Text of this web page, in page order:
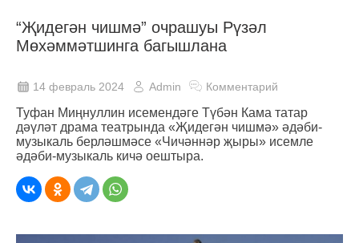
“Җидегән чишмә” очрашуы Рүзәл
Мөхәммәтшинга багышлана
14 февраль 2024 Admin Комментарий
Туфан Миңнуллин исемендәге Түбән Кама татар
дәүләт драма театрында «Җидегән чишмә» әдәби-
музыкаль берләшмәсе «Чичәннәр җыры» исемле
әдәби-музыкаль кичә оештыра.